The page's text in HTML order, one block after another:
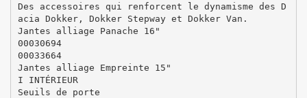
Des accessoires qui renforcent le dynamisme des D
acia Dokker, Dokker Stepway et Dokker Van.
Jantes alliage Panache 16"
00030694
00033664
Jantes alliage Empreinte 15"
I INTÉRIEUR
Seuils de porte